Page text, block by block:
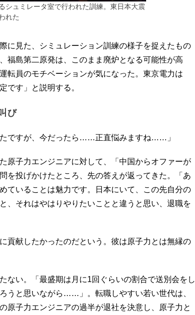
シュミレータ室で行われた訓練。東日本大震
れた
に見た、シミュレーション訓練の様子を捉えたもの
福島第二原発は、このまま廃炉となる可能性が高
転員のモチベーションが気になった。東京電力は
です」と説明する。
び
ですが、今だったら……正直悩みますね……」
原子力エンジニアに対して、「中国からオファーが
を投げかけたところ、先の答えが返ってきた。「あ
ていることは魅力です。日本にいて、この先自分の
、それはやはりやりたいことと違うと思い、退職を
貢献したかったのだという。彼は原子力とは無縁の
ない。「最盛期は月に1回ぐらいの割合で送別会をし
うと思いながら……」。転職しやすい若い世代は、
原子力エンジニアの過半が退社を決意し、原子力と